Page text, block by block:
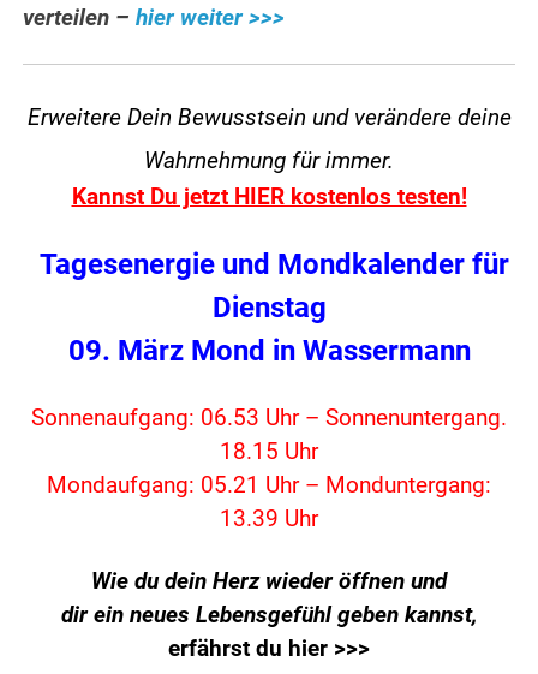
verteilen –hier weiter >>>
Erweitere Dein Bewusstsein und verändere deine
Wahrnehmung für immer.
Kannst Du jetzt HIER kostenlos testen!
Tagesenergie und Mondkalender für
Dienstag
09. März Mond in Wassermann
Sonnenaufgang: 06.53 Uhr – Sonnenuntergang.
18.15 Uhr
Mondaufgang: 05.21 Uhr – Monduntergang:
13.39 Uhr
Wie du dein Herz wieder öffnen und
dir ein neues Lebensgefühl geben kannst,
erfährst du hier >>>